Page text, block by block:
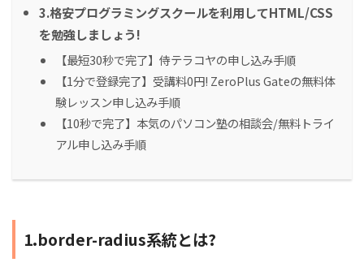
3.格安プログラミングスクールを利用してHTML/CSS
を勉強しましょう!
【最短30秒で完了】侍テラコヤの申し込み手順
【1分で登録完了】受講料0円! ZeroPlus Gateの無料体
験レッスン申し込み手順
【10秒で完了】本気のパソコン塾の相談会/無料トライ
アル申し込み手順
1.border-radius系統とは?